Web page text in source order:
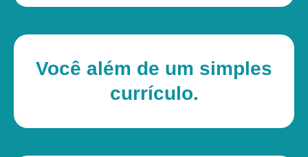
Você além de um simples
currículo.